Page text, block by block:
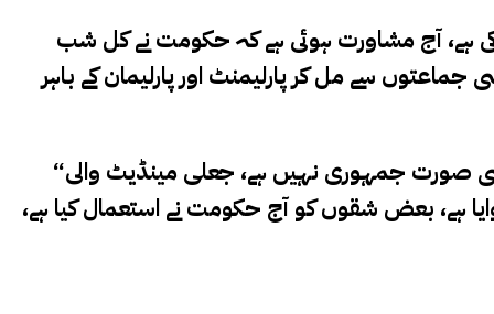
کی ہے، آج مشاورت ہوئی ہے کہ حکومت نے کل شب
سے مل کر پارلیمنٹ اور پارلیمان کے باہر
“ڈیلی پاکستان آن لائن ” کے مطابق انہوں نے کہا کہ پیپلز پارٹی اور مسلم لیگ (ن) کا جو رویہ سامنے آیا ہے وہ کسی صورت جمہوری نہیں ہے، جعلی مینڈیٹ والی
ہے، بعض شقوں کو آج حکومت نے استعمال کیا ہے،